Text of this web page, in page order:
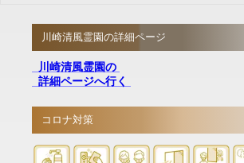
川崎清風霊園の詳細ページ
川崎清風霊園の
詳細ページへ行く
コロナ対策